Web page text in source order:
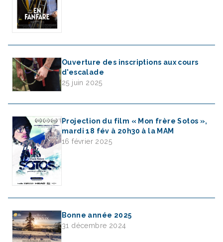
Ouverture des inscriptions aux cours
d'escalade
25 juin 2025
Projection du film « Mon frère Sotos »,
mardi 18 fév à 20h30 à la MAM
16 février 2025
Bonne année 2025
31 décembre 2024